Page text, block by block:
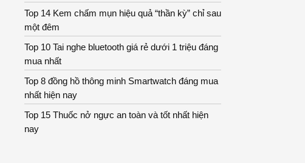
Top 14 Kem chấm mụn hiệu quả “thần kỳ” chỉ sau
một đêm
Top 10 Tai nghe bluetooth giá rẻ dưới 1 triệu đáng
mua nhất
Top 8 đồng hồ thông minh Smartwatch đáng mua
nhất hiện nay
Top 15 Thuốc nở ngực an toàn và tốt nhất hiện
nay